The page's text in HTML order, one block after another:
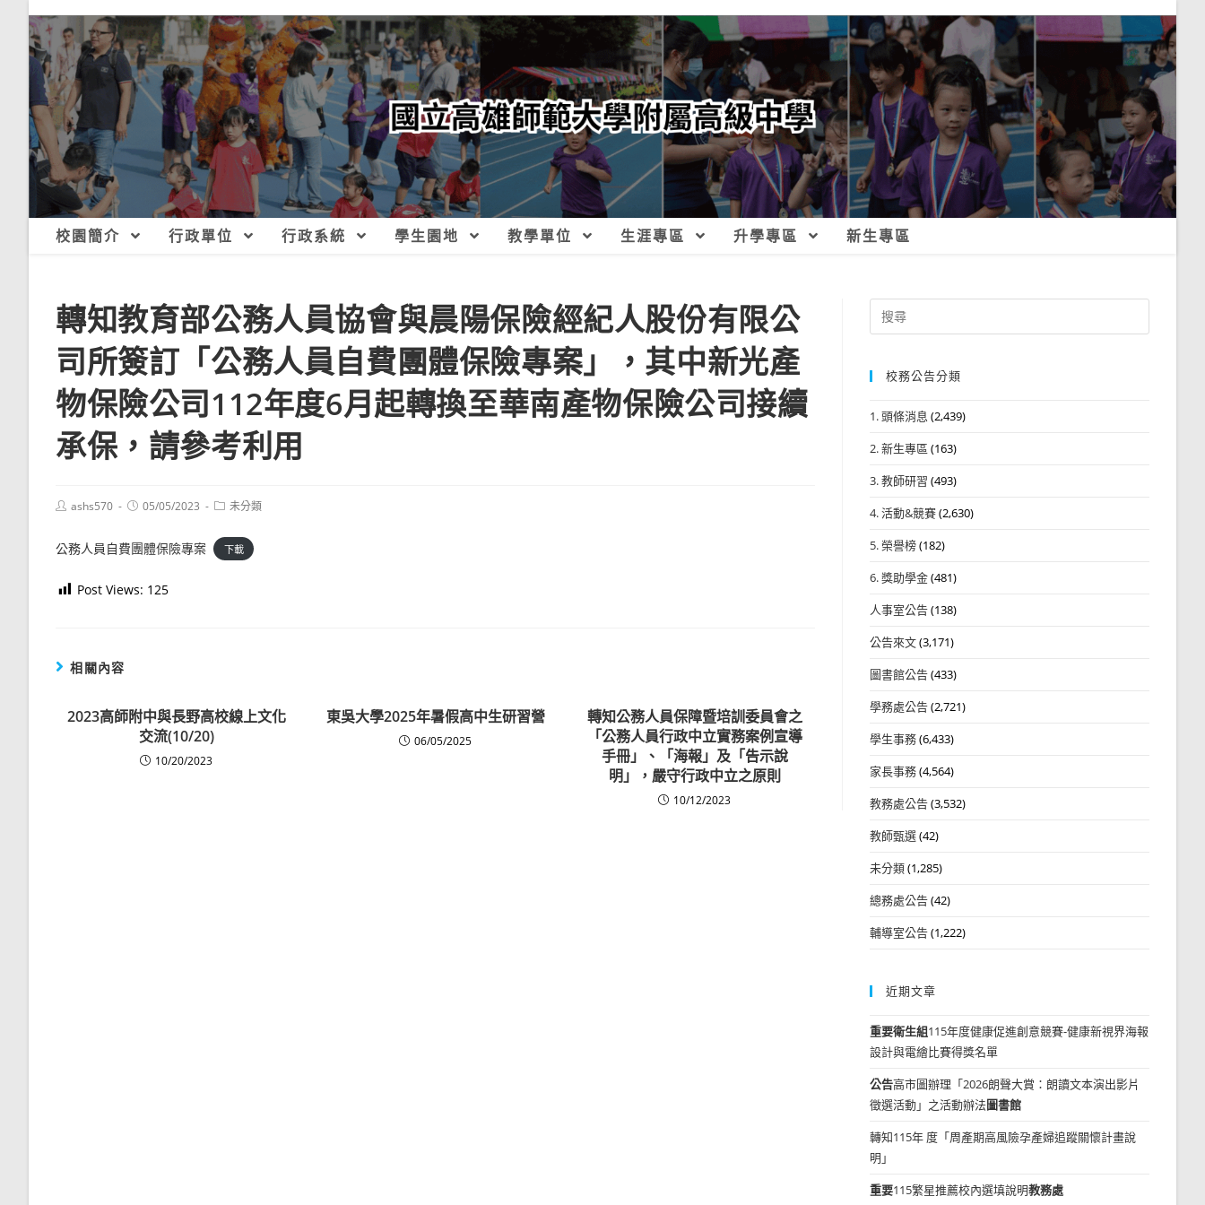
校園簡介 行政單位 行政系統 學生園地 教學單位 生涯專區 升學專區 新生專區
轉知教育部公務人員協會與晨陽保險經紀人股份有限公
司所簽訂「公務人員自費團體保險專案」，其中新光產
物保險公司112年度6月起轉換至華南產物保險公司接續
承保，請參考利用
Postashs570
Post05/05/2023
Post未分類
公務人員自費團體保險專案 下載
Post Views: 125
相關內容
2023高師附中與長野高校線上文化
交流(10/20)
10/20/2023
東吳大學2025年暑假高中生研習營
06/05/2025
轉知公務人員保障暨培訓委員會之
「公務人員行政中立實務案例宣導
手冊」、「海報」及「告示說
明」，嚴守行政中立之原則
10/12/2023
Search
for:
校務公告分類
1. 頭條消息 (2,439)
2. 新生專區 (163)
3. 教師研習 (493)
4. 活動&競賽(2,630)
5. 榮譽榜(182)
6. 獎助學金(481)
人事室公告(138)
公告來文(3,171)
圖書館公告(433)
學務處公告(2,721)
學生事務(6,433)
家長事務(4,564)
教務處公告(3,532)
教師甄選(42)
未分類(1,285)
總務處公告(42)
輔導室公告(1,222)
近期文章
重要衛生組115年度健康促進創意競賽-健康新視界海報
設計與電繪比賽得獎名單
公告高市圖辦理「2026朗聲大賞：朗讀文本演出影片
徵選活動」之活動辦法圖書館
轉知115年 度「周產期高風險孕產婦追蹤關懷計畫說
明」
重要115繁星推薦校內選填說明教務處